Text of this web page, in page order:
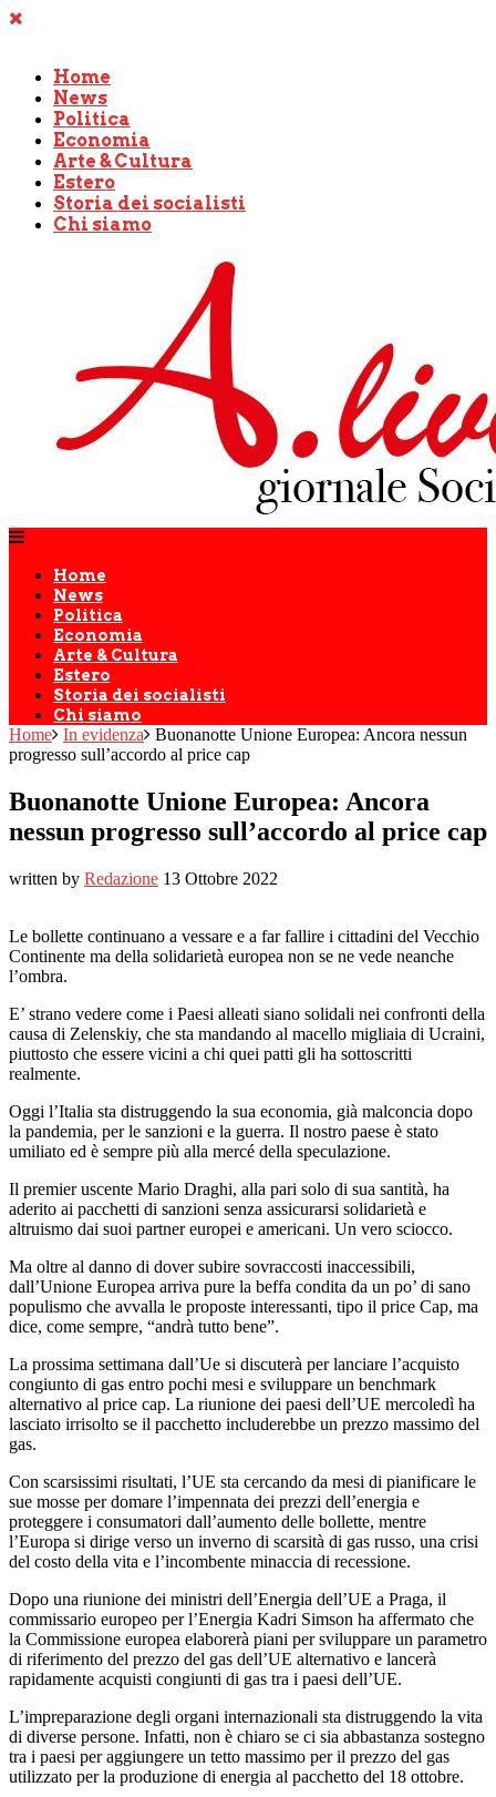
Home
News
Politica
Economia
Arte & Cultura
Estero
Storia dei socialisti
Chi siamo
Home
News
Politica
Economia
Arte & Cultura
Estero
Storia dei socialisti
Chi siamo
Home In evidenza
Buonanotte Unione Europea: Ancora nessun
progresso sull’accordo al price cap
Buonanotte Unione Europea: Ancora
nessun progresso sull’accordo al price cap
written by Redazione 13 Ottobre 2022
Le bollette continuano a vessare e a far fallire i cittadini del Vecchio
Continente ma della solidarietà europea non se ne vede neanche
l’ombra.
E’ strano vedere come i Paesi alleati siano solidali nei confronti della
causa di Zelenskiy, che sta mandando al macello migliaia di Ucraini,
piuttosto che essere vicini a chi quei patti gli ha sottoscritti
realmente.
Oggi l’Italia sta distruggendo la sua economia, già malconcia dopo
la pandemia, per le sanzioni e la guerra. Il nostro paese è stato
umiliato ed è sempre più alla mercé della speculazione.
Il premier uscente Mario Draghi, alla pari solo di sua santità, ha
aderito ai pacchetti di sanzioni senza assicurarsi solidarietà e
altruismo dai suoi partner europei e americani. Un vero sciocco.
Ma oltre al danno di dover subire sovraccosti inaccessibili,
dall’Unione Europea arriva pure la beffa condita da un po’ di sano
populismo che avvalla le proposte interessanti, tipo il price Cap, ma
dice, come sempre, “andrà tutto bene”.
La prossima settimana dall’Ue si discuterà per lanciare l’acquisto
congiunto di gas entro pochi mesi e sviluppare un benchmark
alternativo al price cap. La riunione dei paesi dell’UE mercoledì ha
lasciato irrisolto se il pacchetto includerebbe un prezzo massimo del
gas.
Con scarsissimi risultati, l’UE sta cercando da mesi di pianificare le
sue mosse per domare l’impennata dei prezzi dell’energia e
proteggere i consumatori dall’aumento delle bollette, mentre
l’Europa si dirige verso un inverno di scarsità di gas russo, una crisi
del costo della vita e l’incombente minaccia di recessione.
Dopo una riunione dei ministri dell’Energia dell’UE a Praga, il
commissario europeo per l’Energia Kadri Simson ha affermato che
la Commissione europea elaborerà piani per sviluppare un parametro
di riferimento del prezzo del gas dell’UE alternativo e lancerà
rapidamente acquisti congiunti di gas tra i paesi dell’UE.
L’impreparazione degli organi internazionali sta distruggendo la vita
di diverse persone. Infatti, non è chiaro se ci sia abbastanza sostegno
tra i paesi per aggiungere un tetto massimo per il prezzo del gas
utilizzato per la produzione di energia al pacchetto del 18 ottobre.